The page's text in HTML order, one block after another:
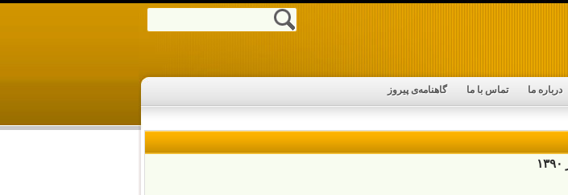
درباره ما تماس با ما گاهنامه‌ی پیروز